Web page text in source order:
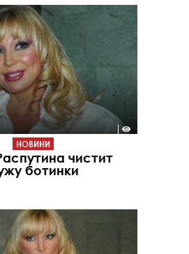
НОВИНИ
чистит
ботинки